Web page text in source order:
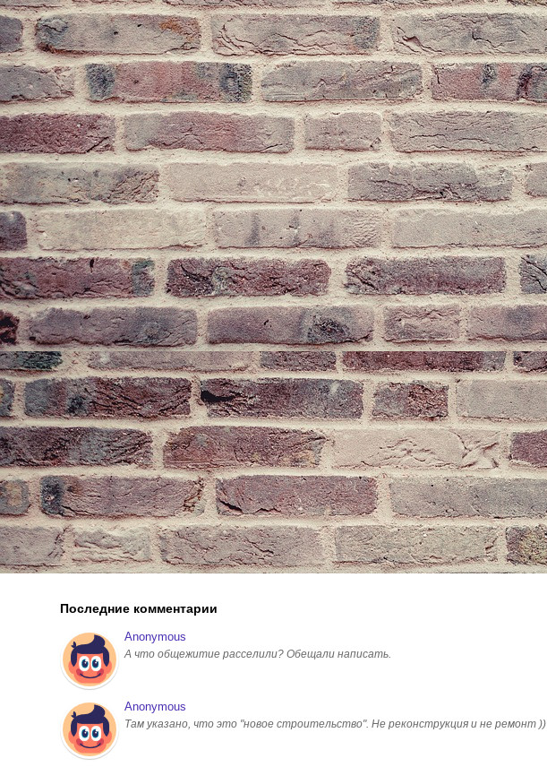
Последние комментарии
Anonymous
А что общежитие расселили? Обещали написать.
Anonymous
Там указано, что это "новое строительство". Не реконструкция и не ремонт ))